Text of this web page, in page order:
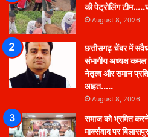
की पेट्रोलिंग
August 8, 2026
छत्तीसगढ़ चेंबर में
संभागीय अध्यक्ष कमल
नेतृत्व और समान
आहत…..
August 8, 2026
समाज को भ्रमित
मार्क्सवाद पर